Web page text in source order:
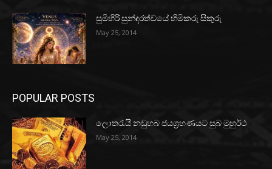
සුමිහිරි සුන්දරත්වයේ හිමිකරු සිකුරු
May 25, 2014
POPULAR POSTS
ලොතරැයි නඩුහබ ජයග්‍රහණයට සුබ මුහුර්ථ
May 25, 2014